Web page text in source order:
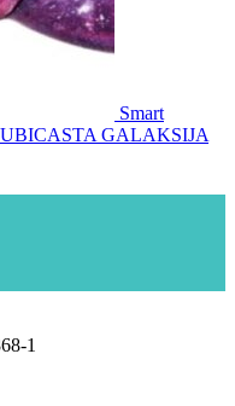
Smart
GALAKSIJA
1